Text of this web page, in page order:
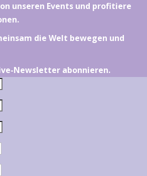
unseren Events und profitiere
die Welt bewegen und
Newsletter abonnieren.